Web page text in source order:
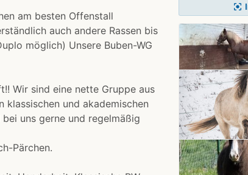
center_focus_strong
am besten Offenstall
auch andere Rassen bis
möglich) Unsere Buben-WG
Wir sind eine nette Gruppe aus
klassischen und akademischen
uns gerne und regelmäßig
Pärchen.